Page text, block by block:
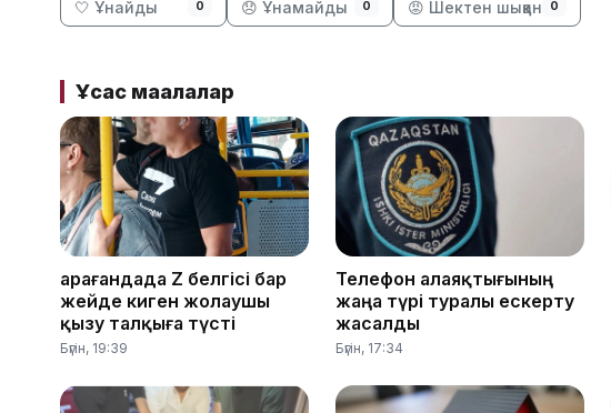
🤍 Ұнайды 0 😞 Ұнамайды 0 😡 Шектен шыққан 0
Ұқсас мақалалар
Қарағандада Z белгісі бар
жейде киген жолаушы
қызу талқыға түсті
Бүгін, 19:39
Телефон алаяқтығының
жаңа түрі туралы ескерту
жасалды
Бүгін, 17:34